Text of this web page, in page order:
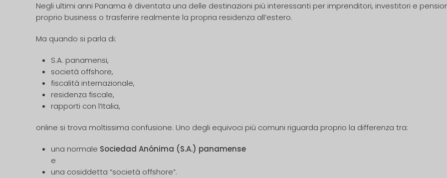
Negli ultimi anni Panama è diventata una delle destinazioni più interessanti per imprenditori, investitori e
proprio business o trasferire realmente la propria residenza all’estero.
Ma quando si parla di:
S.A. panamensi,
società offshore,
fiscalità internazionale,
residenza fiscale,
rapporti con l’Italia,
online si trova moltissima confusione. Uno degli equivoci più comuni riguarda proprio la differenza tra:
una normale Sociedad Anónima (S.A.) panamense
e
una cosiddetta “società offshore”.